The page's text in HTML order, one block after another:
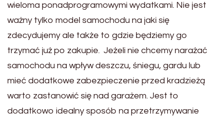
wieloma ponadprogramowymi wydatkami. Nie jest
ważny tylko model samochodu na jaki się
zdecydujemy ale także to gdzie będziemy go
trzymać już po zakupie. Jeżeli nie chcemy narażać
samochodu na wpływ deszczu, śniegu, gardu lub
mieć dodatkowe zabezpieczenie przed kradzieżą
warto zastanowić się nad garażem. Jest to
dodatkowo idealny sposób na przetrzymywanie